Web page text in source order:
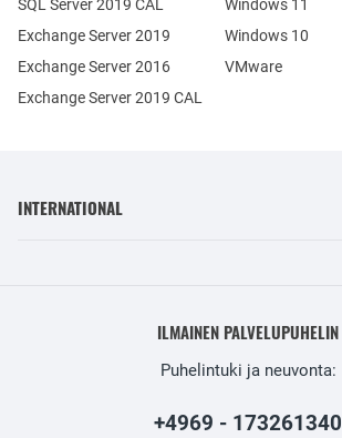
Exchange Server 2019
Exchange Server 2016
SQL Server 2019 CAL
Exchange Server 2019 CAL
Windows 11
Windows 10
VMware
INTERNATIONAL
ILMAINEN PALVELUPUHELIN
Puhelintuki ja neuvonta:
+4969 - 173261340